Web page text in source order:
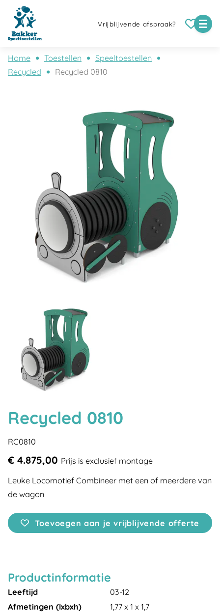
Vrijblijvende afspraak?
Home Toestellen
Speeltoestellen
Recycled
Recycled 0810
Recycled 0810
RC0810
€ 4.875,00 Prijs is exclusief montage
Leuke Locomotief Combineer met een of meerdere van
de wagon
Toevoegen aan je vrijblijvende offerte
Productinformatie
Leeftijd
03-12
Afmetingen (lxbxh)
1,77 x 1 x 1,7